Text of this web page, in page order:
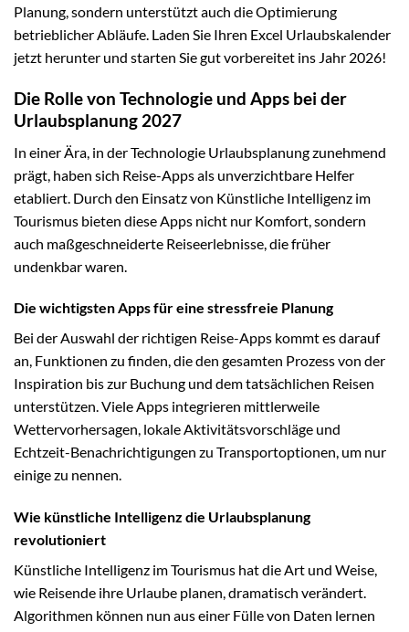
Planung, sondern unterstützt auch die Optimierung
betrieblicher Abläufe. Laden Sie Ihren Excel Urlaubskalender
jetzt herunter und starten Sie gut vorbereitet ins Jahr 2026!
Die Rolle von Technologie und Apps bei der
Urlaubsplanung 2027
In einer Ära, in der Technologie Urlaubsplanung zunehmend
prägt, haben sich Reise-Apps als unverzichtbare Helfer
etabliert. Durch den Einsatz von Künstliche Intelligenz im
Tourismus bieten diese Apps nicht nur Komfort, sondern
auch maßgeschneiderte Reiseerlebnisse, die früher
undenkbar waren.
Die wichtigsten Apps für eine stressfreie Planung
Bei der Auswahl der richtigen Reise-Apps kommt es darauf
an, Funktionen zu finden, die den gesamten Prozess von der
Inspiration bis zur Buchung und dem tatsächlichen Reisen
unterstützen. Viele Apps integrieren mittlerweile
Wettervorhersagen, lokale Aktivitätsvorschläge und
Echtzeit-Benachrichtigungen zu Transportoptionen, um nur
einige zu nennen.
Wie künstliche Intelligenz die Urlaubsplanung
revolutioniert
Künstliche Intelligenz im Tourismus hat die Art und Weise,
wie Reisende ihre Urlaube planen, dramatisch verändert.
Algorithmen können nun aus einer Fülle von Daten lernen